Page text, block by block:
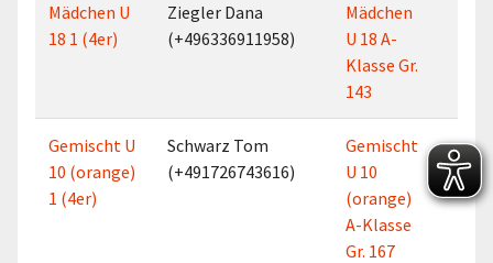
Mädchen U
18 1 (4er)
Ziegler Dana
(+496336911958)
Mädchen
U 18 A-
Klasse Gr.
143
Gemischt U
10 (orange)
1 (4er)
Schwarz Tom
(+491726743616)
Gemischt
U 10
(orange)
A-Klasse
Gr. 167
5